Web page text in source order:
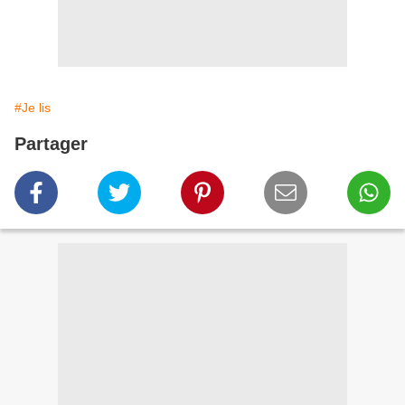
#Je lis
Partager